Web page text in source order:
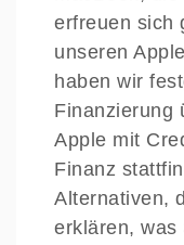
erfreuen sich
unseren
haben wir
Finanzierung
Apple mit
Finanz
Alternativen,
erklären, was